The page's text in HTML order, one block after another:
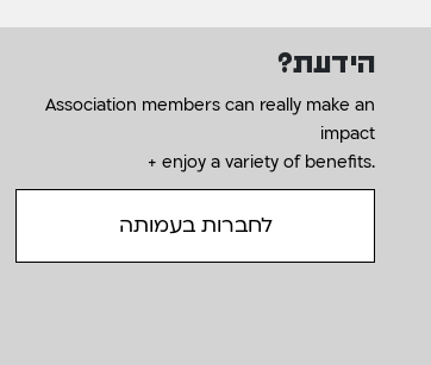
הידעת?
Association members can really make an
impact
+ enjoy a variety of benefits.
לחברות בעמותה